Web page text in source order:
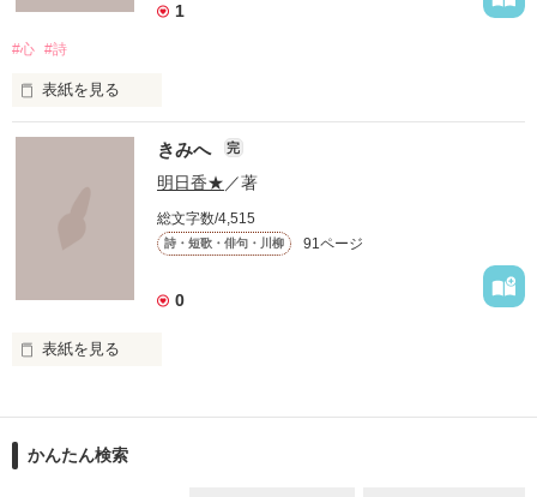
1
#心 #詩
表紙を見る
僕の心を詩っぽく書いています
作品を読む
きみへ 完
明日香★／著
総文字数/4,515
詩・短歌・俳句・川柳 91ページ
0
表紙を見る
たくさんのきみへ
かんたん検索